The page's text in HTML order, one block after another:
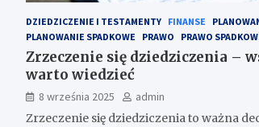
DZIEDZICZENIE I TESTAMENTY FINANSE
PLANOWANIE SPADKOWE
PRAWO PRAWO
Zrzeczenie się dziedziczenia –
warto wiedzieć
8 września 2025
admin
Zrzeczenie się dziedziczenia to ważna